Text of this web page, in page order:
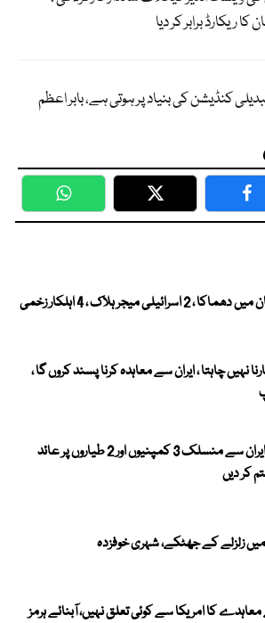
ریکارڈ برابر کر دیا
کنڈیشن کی بنیاد پر ہوتی ہے، بابر اعظم
WhatsApp Twitter
اسرائیلی میجر ہلاک ، 4 اہلکار زخمی
نہیں چاہتا ، ایران سے معاہدہ کرنا پسند کروں گا ،
امریکا نے ایران سے منسلک 3 کمپنیوں اور 2 طیاروں پر عائد
کر دیں
میں زلزلے کے جھٹکے، شہری خوفزدہ
کا امریکا سے کوئی تعلق نہیں، آبنائے ہرمز